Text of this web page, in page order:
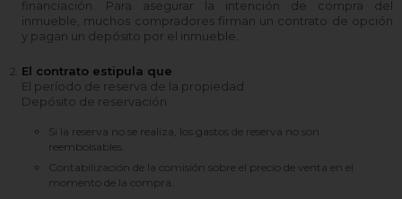
financiación. Para asegurar la intención de compra del
inmueble, muchos compradores firman un contrato de opción
y pagan un depósito por el inmueble.
El contrato estipula que
El período de reserva de la propiedad
Depósito de reservación
Si la reserva no se realiza, los gastos de reserva no son
reembolsables.
Contabilización de la comisión sobre el precio de venta en el
momento de la compra.